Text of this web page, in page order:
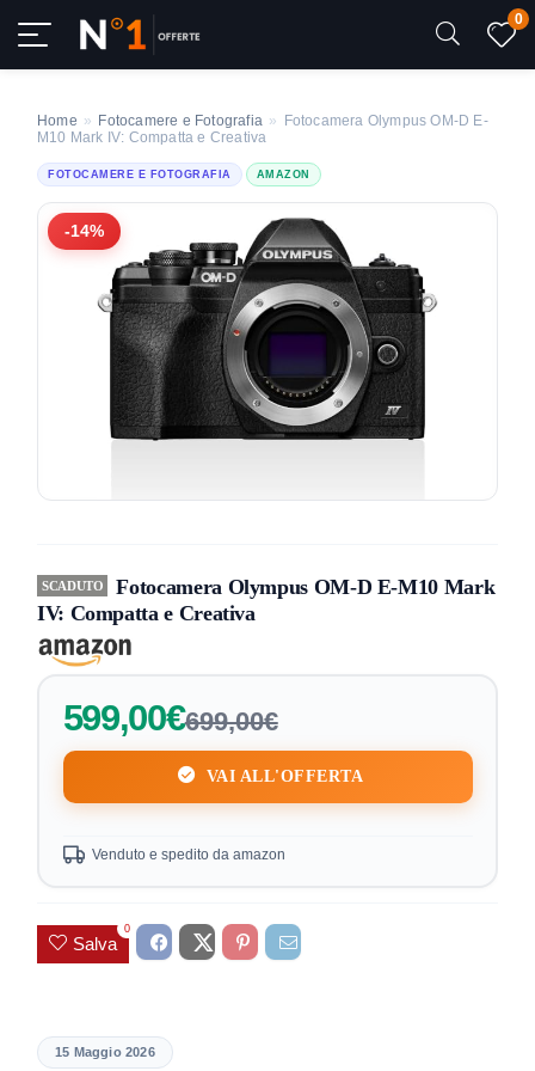
0
Home » Fotocamere e Fotografia »
Fotocamera Olympus OM-D E-
M10 Mark IV: Compatta e Creativa
FOTOCAMERE E FOTOGRAFIA AMAZON
-14%
SCADUTO
Fotocamera Olympus OM-D E-M10 Mark
IV: Compatta e Creativa
599,00€699,00€
VAI ALL'OFFERTA
Venduto e spedito da amazon
Salva
0
15 Maggio 2026